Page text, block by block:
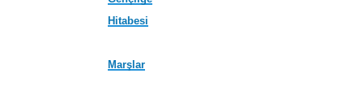
Hitabesi
Marşlar